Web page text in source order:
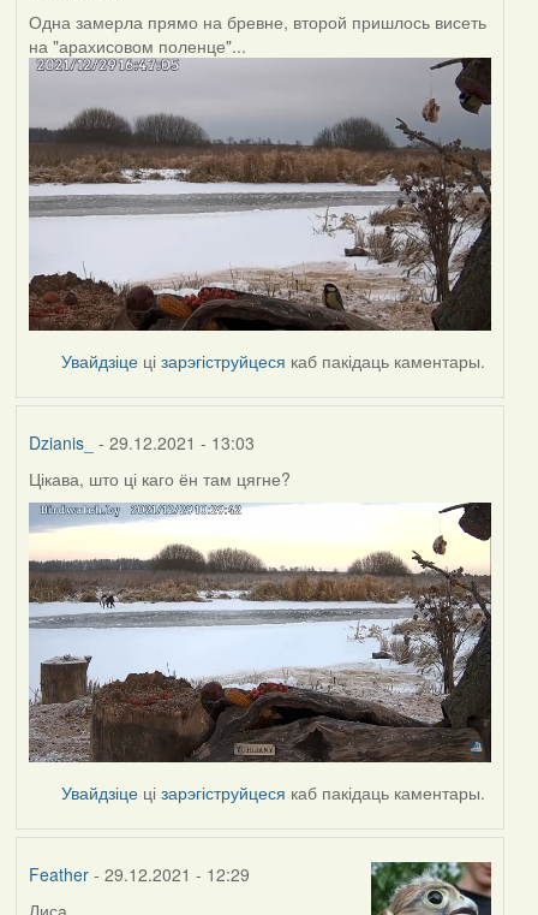
Одна замерла прямо на бревне, второй пришлось висеть
на "арахисовом поленце"...
Увайдзіце цізарэгіструйцеся каб пакідаць каментары.
Dzianis_ - 29.12.2021 - 13:03
Цікава, што ці каго ён там цягне?
Увайдзіце цізарэгіструйцеся каб пакідаць каментары.
Feather- 29.12.2021 - 12:29